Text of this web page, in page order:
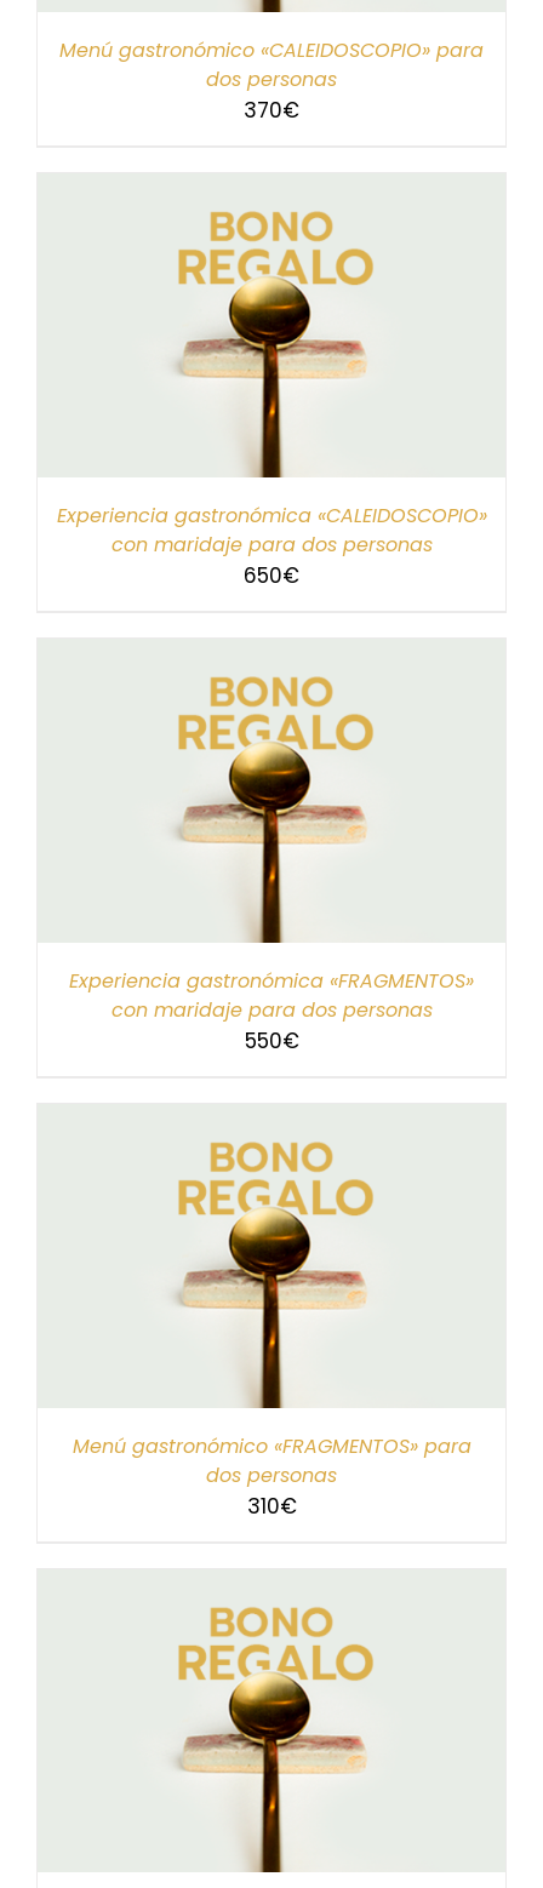
Menú gastronómico «CALEIDOSCOPIO» para
dos personas
370€
Experiencia gastronómica «CALEIDOSCOPIO»
con maridaje para dos personas
650€
Experiencia gastronómica «FRAGMENTOS»
con maridaje para dos personas
550€
Menú gastronómico «FRAGMENTOS» para
dos personas
310€